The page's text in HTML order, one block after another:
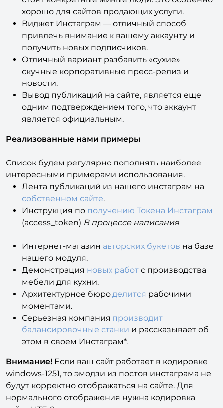
Модуль позволяет показать, что за проектом
стоят конкретные живые люди. Это особенно
хорошо для сайтов продающих услуги.
Виджет Инстаграм — отличный способ
привлечь внимание к вашему аккаунту и
получить новых подписчиков.
Отличный вариант разбавить «сухие»
скучные корпоративные пресс-релиз и
новости.
Вывод публикаций на сайте, является еще
одним подтверждением того, что аккаунт
является официальным.
Список будем регулярно пополнять наиболее
интересными примерами использования.
Лента публикаций из нашего инстаграм на
собственном сайте.
Инструкция пополучению Токена Инстаграм
Интернет-магазин
нашего модуля.
Демонстрацияновых работ
мебели для кухни.
Архитектурное бюро
моментами.
Серьезная компанияпроизводит
балансировочные станки
этом в своем Инстаграм*.
Внимание!Если ваш сайт работает в кодировке
windows-1251, то эмодзи из постов инстаграма не
будут корректно отображаться на сайте. Для